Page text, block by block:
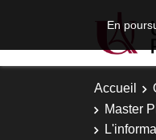
En
Accueil
Master